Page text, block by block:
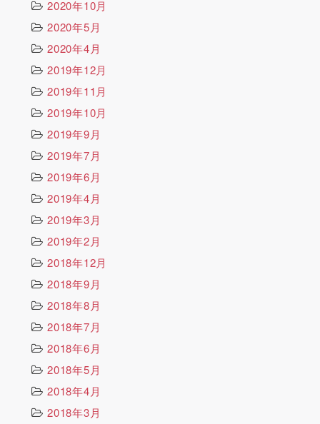
2020年10月
2020年5月
2020年4月
2019年12月
2019年11月
2019年10月
2019年9月
2019年7月
2019年6月
2019年4月
2019年3月
2019年2月
2018年12月
2018年9月
2018年8月
2018年7月
2018年6月
2018年5月
2018年4月
2018年3月